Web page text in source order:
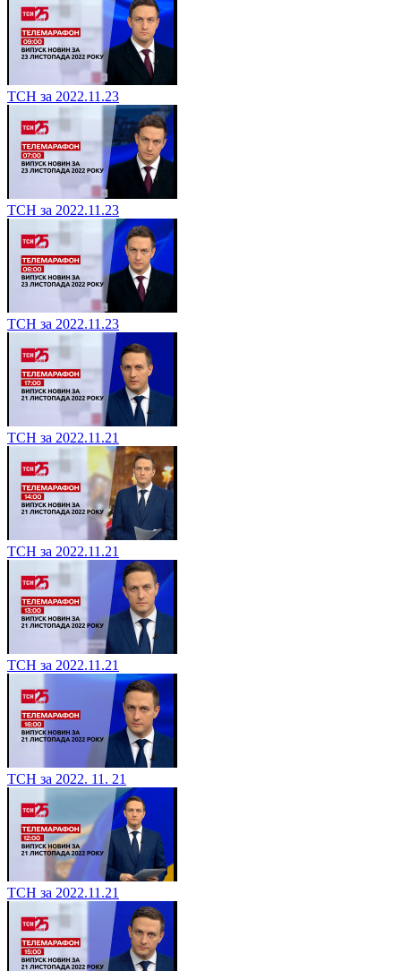
ТСН за 2022.11.23
ТСН за 2022.11.23
ТСН за 2022.11.23
ТСН за 2022.11.21
ТСН за 2022.11.21
ТСН за 2022.11.21
ТСН за 2022. 11. 21
ТСН за 2022.11.21